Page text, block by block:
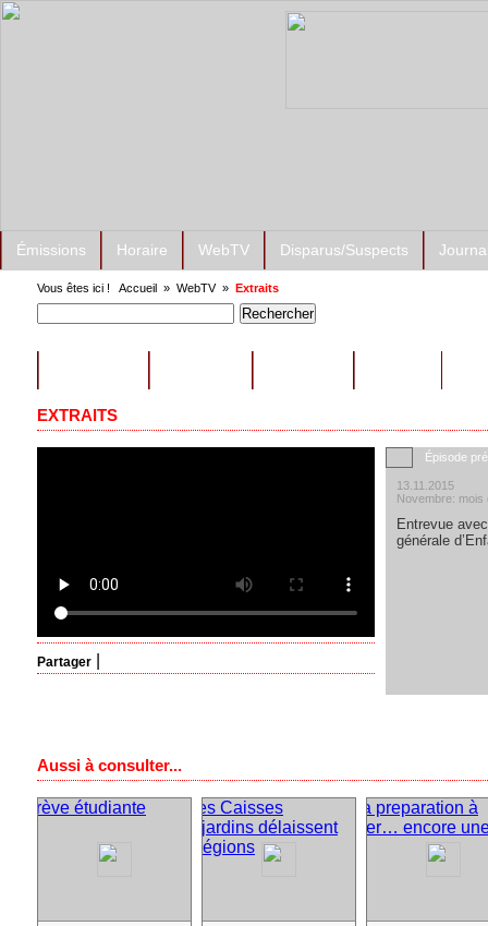
Émissions Horaire WebTV Disparus/Suspects
Vous êtes ici ! Accueil » WebTV» Extraits
EXTRAITS
Partager
Épisode
13.11.2015
Novembre: mois
Entrevue
générale
Aussi à consulter...